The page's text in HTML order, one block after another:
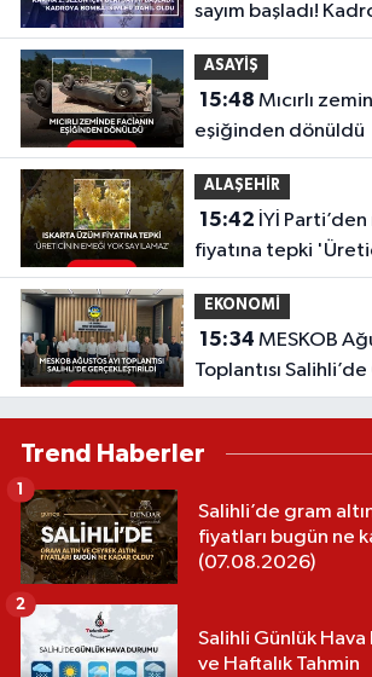
sayım başladı!
isimler dahil oldu
ASAYİŞ
15:48
eşiğinden dönüldü
ALAŞEHİR
15:42
fiyatına tepki
sayılamaz'
EKONOMİ
15:34
Toplantısı
Trend Haberler
Salihli’de gram
fiyatları bugün ne
(07.08.2026)
1
Salihli Günlük
ve Haftalık Tahmin
2